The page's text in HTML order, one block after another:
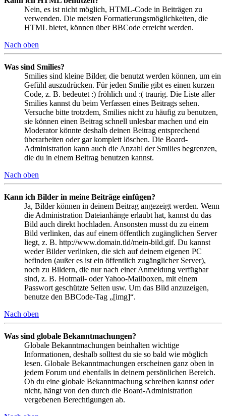
Nein, es ist nicht möglich, HTML-Code in Beiträgen zu
verwenden. Die meisten Formatierungsmöglichkeiten, die
HTML bietet, können über BBCode erreicht werden.
Nach oben
Was sind Smilies?
Smilies sind kleine Bilder, die benutzt werden können, um ein
Gefühl auszudrücken. Für jeden Smilie gibt es einen kurzen
Code, z. B. bedeutet :) fröhlich und :( traurig. Die Liste aller
Smilies kannst du beim Verfassen eines Beitrags sehen.
Versuche bitte trotzdem, Smilies nicht zu häufig zu benutzen,
sie können einen Beitrag schnell unlesbar machen und ein
Moderator könnte deshalb deinen Beitrag entsprechend
überarbeiten oder gar komplett löschen. Die Board-
Administration kann auch die Anzahl der Smilies begrenzen,
die du in einem Beitrag benutzen kannst.
Nach oben
Kann ich Bilder in meine Beiträge einfügen?
Ja, Bilder können in deinem Beitrag angezeigt werden. Wenn
die Administration Dateianhänge erlaubt hat, kannst du das
Bild auch direkt hochladen. Ansonsten musst du zu einem
Bild verlinken, das auf einem öffentlich zugänglichen Server
liegt, z. B. http://www.domain.tld/mein-bild.gif. Du kannst
weder Bilder verlinken, die sich auf deinem eigenen PC
befinden (außer es ist ein öffentlich zugänglicher Server),
noch zu Bildern, die nur nach einer Anmeldung verfügbar
sind, z. B. Hotmail- oder Yahoo-Mailboxen, mit einem
Passwort geschützte Seiten usw. Um das Bild anzuzeigen,
benutze den BBCode-Tag „[img]“.
Nach oben
Was sind globale Bekanntmachungen?
Globale Bekanntmachungen beinhalten wichtige
Informationen, deshalb solltest du sie so bald wie möglich
lesen. Globale Bekanntmachungen erscheinen ganz oben in
jedem Forum und ebenfalls in deinem persönlichen Bereich.
Ob du eine globale Bekanntmachung schreiben kannst oder
nicht, hängt von den durch die Board-Administration
vergebenen Berechtigungen ab.